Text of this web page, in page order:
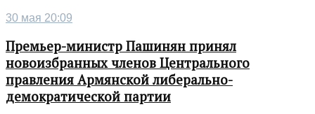
30 мая 20:09
Премьер-министр Пашинян принял
новоизбранных членов Центрального
правления Армянской либерально-
демократической партии